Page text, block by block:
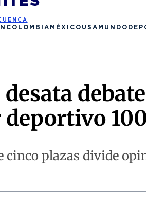
COLOMBIA MÉXICO USA MUNDO
cinco plazas divide